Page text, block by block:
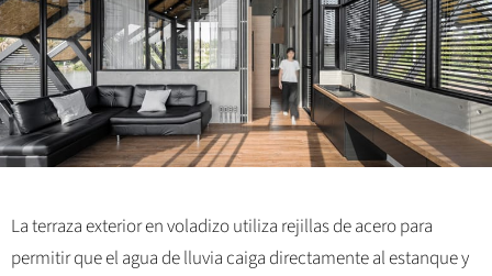
La terraza exterior en voladizo utiliza rejillas de acero para
permitir que el agua de lluvia caiga directamente al estanque y